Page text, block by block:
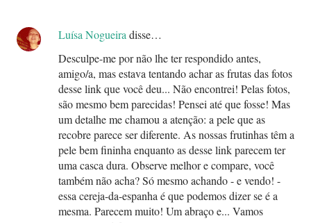
Luísa Nogueiradisse…
Desculpe-me por não lhe ter respondido antes,
amigo/a, mas estava tentando achar as frutas das fotos
desse link que você deu... Não encontrei! Pelas fotos,
são mesmo bem parecidas! Pensei até que fosse! Mas
um detalhe me chamou a atenção: a pele que as
recobre parece ser diferente. As nossas frutinhas têm a
pele bem fininha enquanto as desse link parecem ter
uma casca dura. Observe melhor e compare, você
também não acha? Só mesmo achando - e vendo! -
essa cereja-da-espanha é que podemos dizer se é a
mesma. Parecem muito! Um abraço e... Vamos